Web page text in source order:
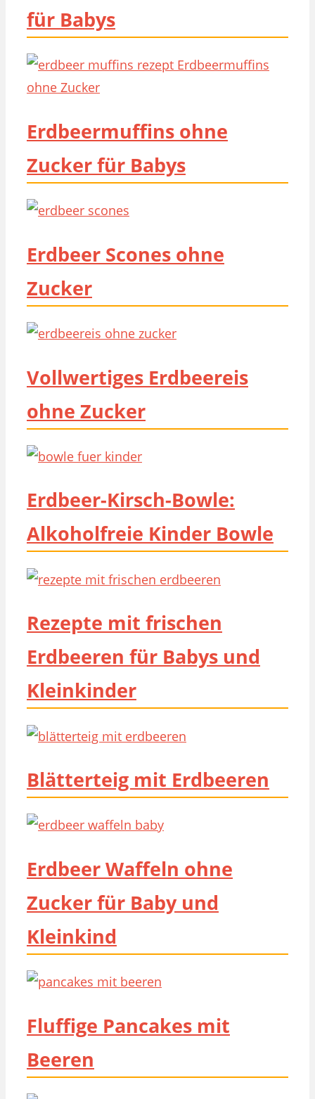
für Babys
Erdbeermuffins ohne
Zucker für Babys
Erdbeer Scones ohne
Zucker
Vollwertiges Erdbeereis
ohne Zucker
Erdbeer-Kirsch-Bowle:
Alkoholfreie Kinder Bowle
Rezepte mit frischen
Erdbeeren für Babys und
Kleinkinder
Blätterteig mit Erdbeeren
Erdbeer Waffeln ohne
Zucker für Baby und
Kleinkind
Fluffige Pancakes mit
Beeren